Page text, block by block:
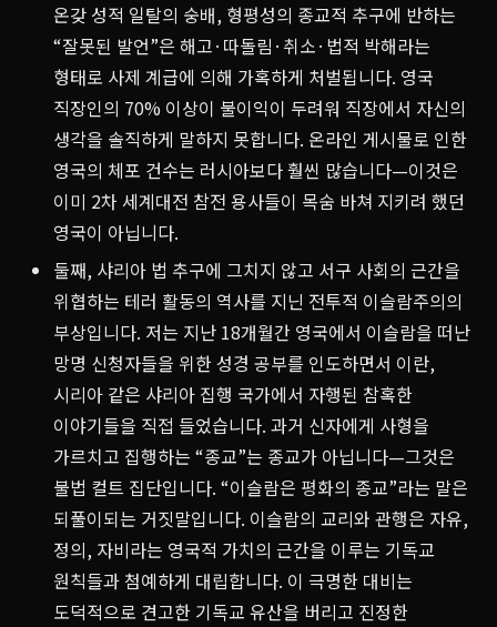
온갖 성적 일탈의 숭배, 형평성의 종교적 추구에 반하는
“잘못된 발언”은 해고·따돌림·취소·법적 박해라는
형태로 사제 계급에 의해 가혹하게 처벌됩니다. 영국
직장인의 70% 이상이 불이익이 두려워 직장에서 자신의
생각을 솔직하게 말하지 못합니다. 온라인 게시물로 인한
영국의 체포 건수는 러시아보다 훨씬 많습니다—이것은
이미 2차 세계대전 참전 용사들이 목숨 바쳐 지키려 했던
영국이 아닙니다.
둘째, 샤리아 법 추구에 그치지 않고 서구 사회의 근간을
위협하는 테러 활동의 역사를 지닌 전투적 이슬람주의의
부상입니다. 저는 지난 18개월간 영국에서 이슬람을 떠난
망명 신청자들을 위한 성경 공부를 인도하면서 이란,
시리아 같은 샤리아 집행 국가에서 자행된 참혹한
이야기들을 직접 들었습니다. 과거 신자에게 사형을
가르치고 집행하는 “종교”는 종교가 아닙니다—그것은
불법 컬트 집단입니다. “이슬람은 평화의 종교”라는 말은
되풀이되는 거짓말입니다. 이슬람의 교리와 관행은 자유,
정의, 자비라는 영국적 가치의 근간을 이루는 기독교
원칙들과 첨예하게 대립합니다. 이 극명한 대비는
도덕적으로 견고한 기독교 유산을 버리고 진정한